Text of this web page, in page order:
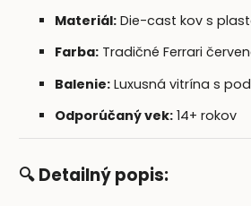
Materiál: Die-cast kov s
Farba: Tradičné Ferrari
Balenie: Luxusná vitrína s
Odporúčaný vek: 14+ rokov
🔍 Detailný popis: